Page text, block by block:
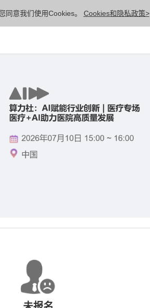
同意我们使用Cookies。 Cookies和隐私政策>